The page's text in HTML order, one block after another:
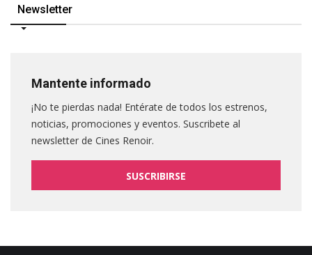
Newsletter
Mantente informado
¡No te pierdas nada! Entérate de todos los estrenos,
noticias, promociones y eventos. Suscribete al
newsletter de Cines Renoir.
SUSCRIBIRSE